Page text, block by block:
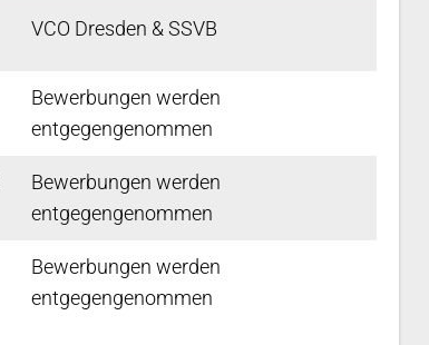
VCO Dresden & SSVB
Bewerbungen werden
entgegengenommen
Bewerbungen werden
entgegengenommen
Bewerbungen werden
entgegengenommen